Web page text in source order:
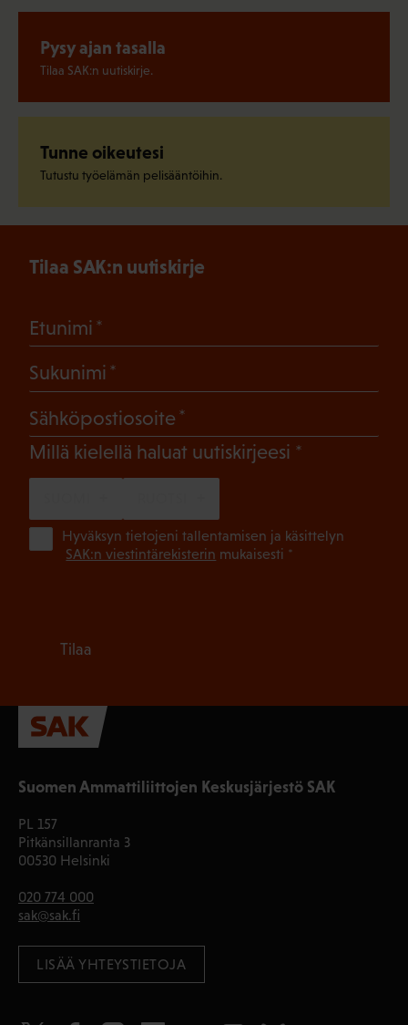
Pysy ajan tasalla
Tilaa SAK:n uutiskirje.
Tunne oikeutesi
Tutustu työelämän pelisääntöihin.
Suomen Ammattiliittojen Keskusjärjestö SAK
PL 157
Pitkänsillanranta 3
00530 Helsinki
020 774 000
sak@sak.fi
LISÄÄ YHTEYSTIETOJA
Tilaa SAK:n uutiskirje
Etunimi
Sukunimi
Sähköpostiosoite
Millä kielellä haluat uutiskirjeesi (Pakollinen)
Hyväksyn tietojeni tallentamisen ja käsittelyn
SAK:n viestintärekisterin mukaisesti *
Tilaa